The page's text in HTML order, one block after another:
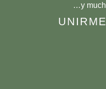
…y
UNIRME